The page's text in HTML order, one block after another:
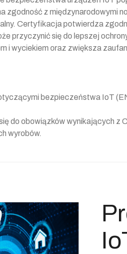
zgodność z międzynarodowymi
Certyfikacja potwierdza
przyczynić się do lepszej
i wyciekiem oraz zwiększa
bezpieczeństwa IoT
do obowiązków wynikających z
wyrobów.